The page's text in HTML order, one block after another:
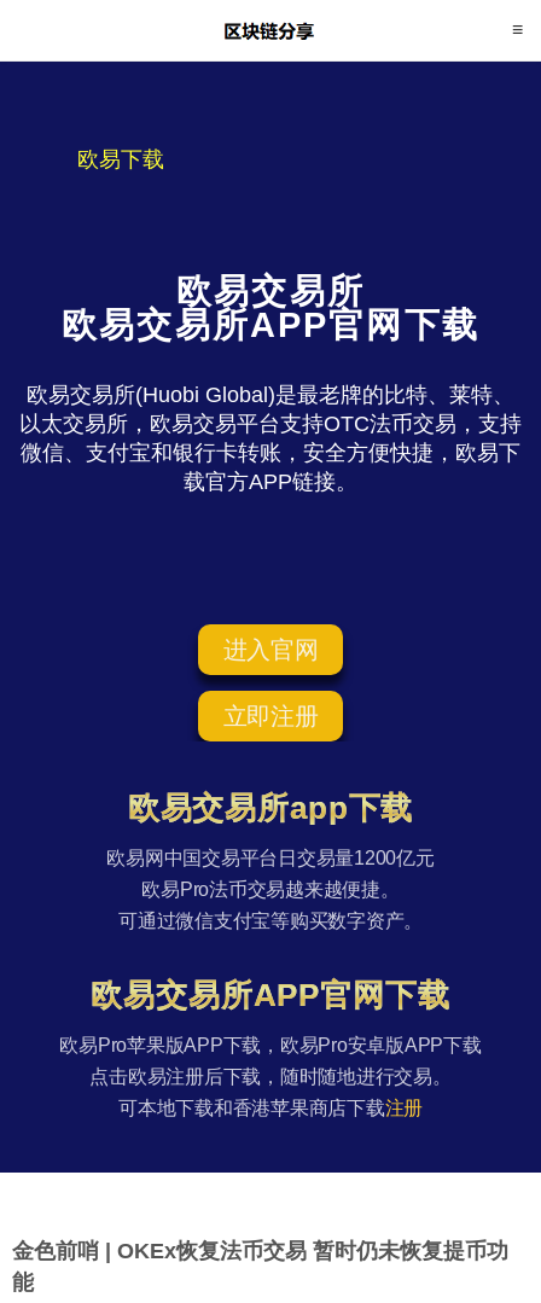
欧易下载
欧易交易所
欧易交易所APP官网下载
欧易交易所(Huobi Global)是最老牌的比特、莱特、
以太交易所，欧易交易平台支持OTC法币交易，支持
微信、支付宝和银行卡转账，安全方便快捷，欧易下
载官方APP链接。
进入官网
立即注册
欧易交易所app下载
欧易网中国交易平台日交易量1200亿元
欧易Pro法币交易越来越便捷。
可通过微信支付宝等购买数字资产。
欧易交易所APP官网下载
欧易Pro苹果版APP下载，欧易Pro安卓版APP下载
点击欧易注册后下载，随时随地进行交易。
可本地下载和香港苹果商店下载注册
金色前哨 | OKEx恢复法币交易 暂时仍未恢复提币功
能